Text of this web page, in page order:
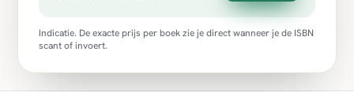
Indicatie. De exacte prijs per boek zie je direct wanneer je de ISBN
scant of invoert.